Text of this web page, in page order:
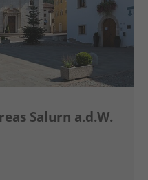
Salurn a.d.W.